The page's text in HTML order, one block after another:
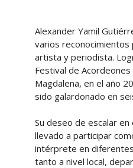
Alexander Yamil
varios reconocimientos
artista y periodista.
Festival de
Magdalena, en el año
sido galardonado en
Su deseo de escalar en
llevado a participar
intérprete en
tanto a nivel local,